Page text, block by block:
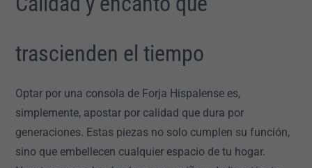
trascienden el tiempo
Optar por una consola de Forja Hispalense es,
simplemente, apostar por calidad que dura por
generaciones. Estas piezas no solo cumplen su función,
sino que embellecen cualquier espacio de tu hogar.